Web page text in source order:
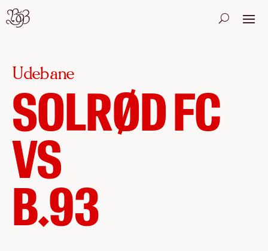
Udebane
SOLRØD FC
VS
B.93